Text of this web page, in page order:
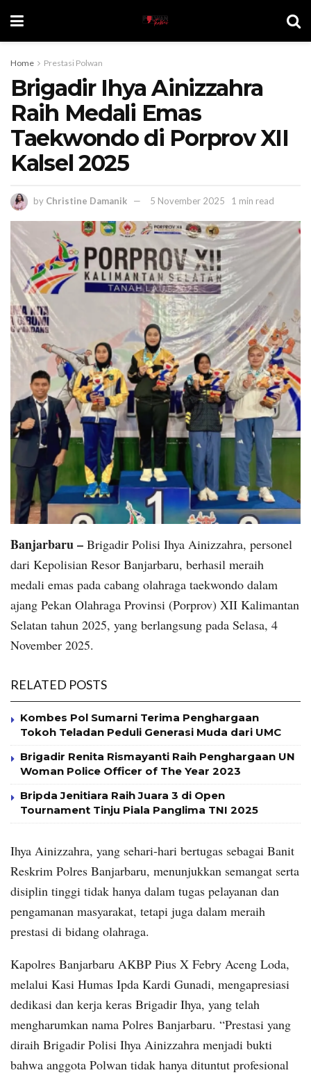
Home Prestasi Polwan
Brigadir Ihya Ainizzahra
Raih Medali Emas
Taekwondo di Porprov XII
Kalsel 2025
by Christine Damanik 5 November 2025 1 min read
Banjarbaru – Brigadir Polisi Ihya Ainizzahra, personel
dari Kepolisian Resor Banjarbaru, berhasil meraih
medali emas pada cabang olahraga taekwondo dalam
ajang Pekan Olahraga Provinsi (Porprov) XII Kalimantan
Selatan tahun 2025, yang berlangsung pada Selasa, 4
November 2025.
RELATED POSTS
Kombes Pol Sumarni Terima Penghargaan
Tokoh Teladan Peduli Generasi Muda dari UMC
Brigadir Renita Rismayanti Raih Penghargaan UN
Woman Police Officer of The Year 2023
Bripda Jenitiara Raih Juara 3 di Open
Tournament Tinju Piala Panglima TNI 2025
Ihya Ainizzahra, yang sehari-hari bertugas sebagai Banit
Reskrim Polres Banjarbaru, menunjukkan semangat serta
disiplin tinggi tidak hanya dalam tugas pelayanan dan
pengamanan masyarakat, tetapi juga dalam meraih
prestasi di bidang olahraga.
Kapolres Banjarbaru AKBP Pius X Febry Aceng Loda,
melalui Kasi Humas Ipda Kardi Gunadi, mengapresiasi
dedikasi dan kerja keras Brigadir Ihya, yang telah
mengharumkan nama Polres Banjarbaru. “Prestasi yang
diraih Brigadir Polisi Ihya Ainizzahra menjadi bukti
bahwa anggota Polwan tidak hanya dituntut profesional